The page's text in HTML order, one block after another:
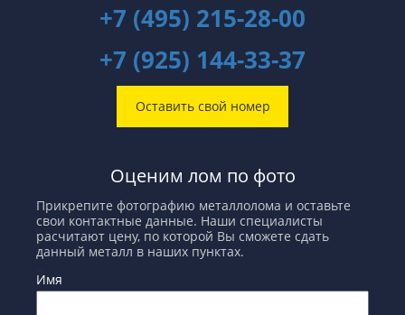
+7 (495) 215-28-00
+7 (925) 144-33-37
Оставить свой номер
Оценим лом по фото
Прикрепите фотографию металлолома и оставьте
свои контактные данные. Наши специалисты
расчитают цену, по которой Вы сможете сдать
данный металл в наших пунктах.
Имя